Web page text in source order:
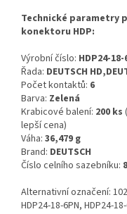
Technické parametry
konektoru HDP:
Výrobní číslo: HDP24-18-
Řada: DEUTSCH
Počet kontaktů: 6
Barva: Zelená
Krabicové balení: 200 ks
lepší cena)
Váha: 36,479 g
Brand: DEUTSCH
Číslo celního sazebníku:
Alternativní označení:
HDP24-18-6PN, HDP24-